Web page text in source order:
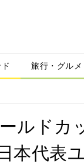
旅行・グルメ
ルドカ
代表